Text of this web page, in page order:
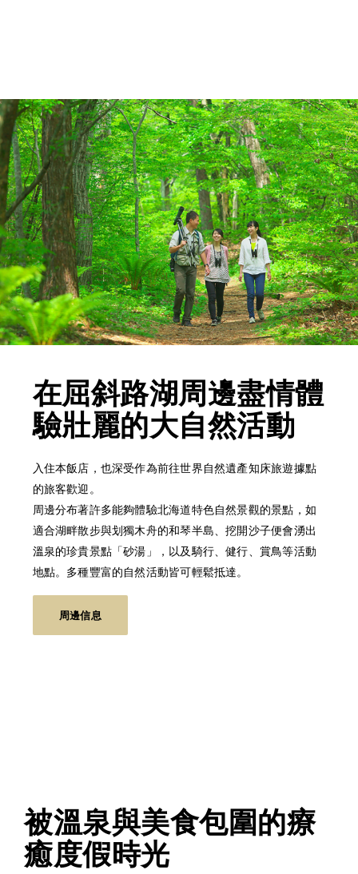
在屈斜路湖周邊盡情體
驗壯麗的大自然活動
入住本飯店，也深受作為前往世界自然遺產知床旅遊據點
的旅客歡迎。
周邊分布著許多能夠體驗北海道特色自然景觀的景點，如
適合湖畔散步與划獨木舟的和琴半島、挖開沙子便會湧出
溫泉的珍貴景點「砂湯」，以及騎行、健行、賞鳥等活動
地點。多種豐富的自然活動皆可輕鬆抵達。
周邊信息
被溫泉與美食包圍的療
癒度假時光